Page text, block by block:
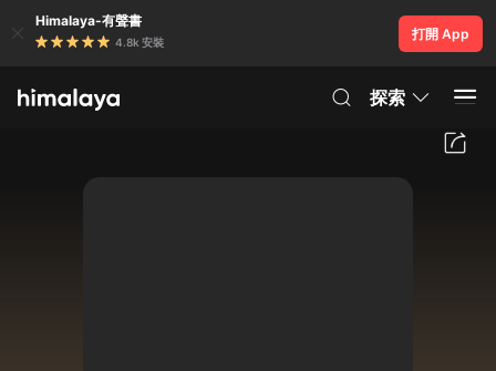
Himalaya-有聲書
4.8k 安裝
打開 App
探索